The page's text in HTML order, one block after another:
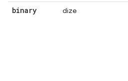
binary dize